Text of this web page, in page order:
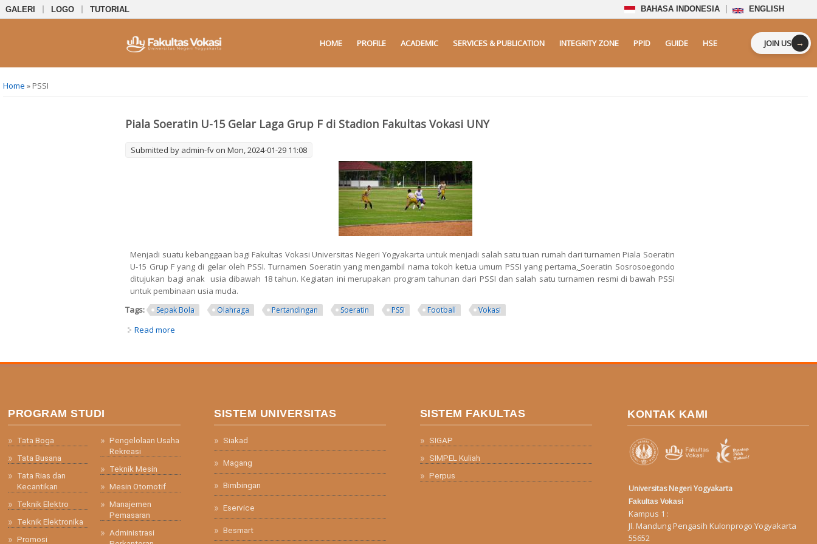
BAHASA INDONESIA ENGLISH
GALERI LOGO TUTORIAL
HOME PROFILE ACADEMIC SERVICES & PUBLICATION INTEGRITY ZONE PPID GUIDE HSE JOIN US →
You are here
Home » PSSI
Piala Soeratin U-15 Gelar Laga Grup F di Stadion Fakultas Vokasi UNY
Submitted by admin-fvon Mon, 2024-01-29 11:08
Menjadi suatu kebanggaan bagi Fakultas Vokasi Universitas Negeri Yogyakarta untuk menjadi salah satu tuan rumah dari turnamen Piala Soeratin
U-15 Grup F yang di gelar oleh PSSI. Turnamen Soeratin yang mengambil nama tokoh ketua umum PSSI yang pertama, Soeratin Sosrosoegondo
ditujukan bagi anak usia dibawah 18 tahun. Kegiatan ini merupakan program tahunan dari PSSI dan salah satu turnamen resmi di bawah PSSI
untuk pembinaan usia muda.
Tags:
Sepak Bola Olahraga Pertandingan Soeratin PSSI Football Vokasi
Read more
PROGRAM STUDI
Tata Boga
Tata Busana
Tata Rias dan
Kecantikan
Teknik Elektro
Teknik Elektronika
Promosi
Pengelolaan Usaha
Rekreasi
Teknik Mesin
Mesin Otomotif
Manajemen
Pemasaran
Administrasi
SISTEM UNIVERSITAS
Siakad
Magang
Bimbingan
Eservice
Besmart
SISTEM FAKULTAS
SIGAP
SIMPEL Kuliah
Perpus
KONTAK KAMI
Universitas Negeri Yogyakarta
Fakultas Vokasi
Kampus 1 :
Jl. Mandung Pengasih Kulonprogo Yogyakarta
55652